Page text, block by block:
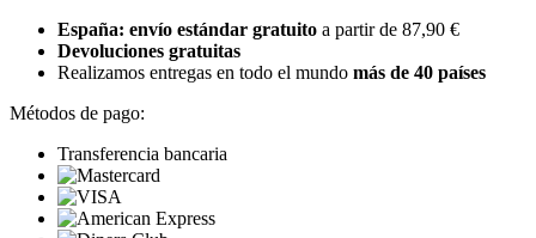
España: envío estándar gratuito a partir de 87,90 €
Devoluciones gratuitas
Realizamos entregas en todo el mundo más de 40 países
Métodos de pago:
Transferencia bancaria